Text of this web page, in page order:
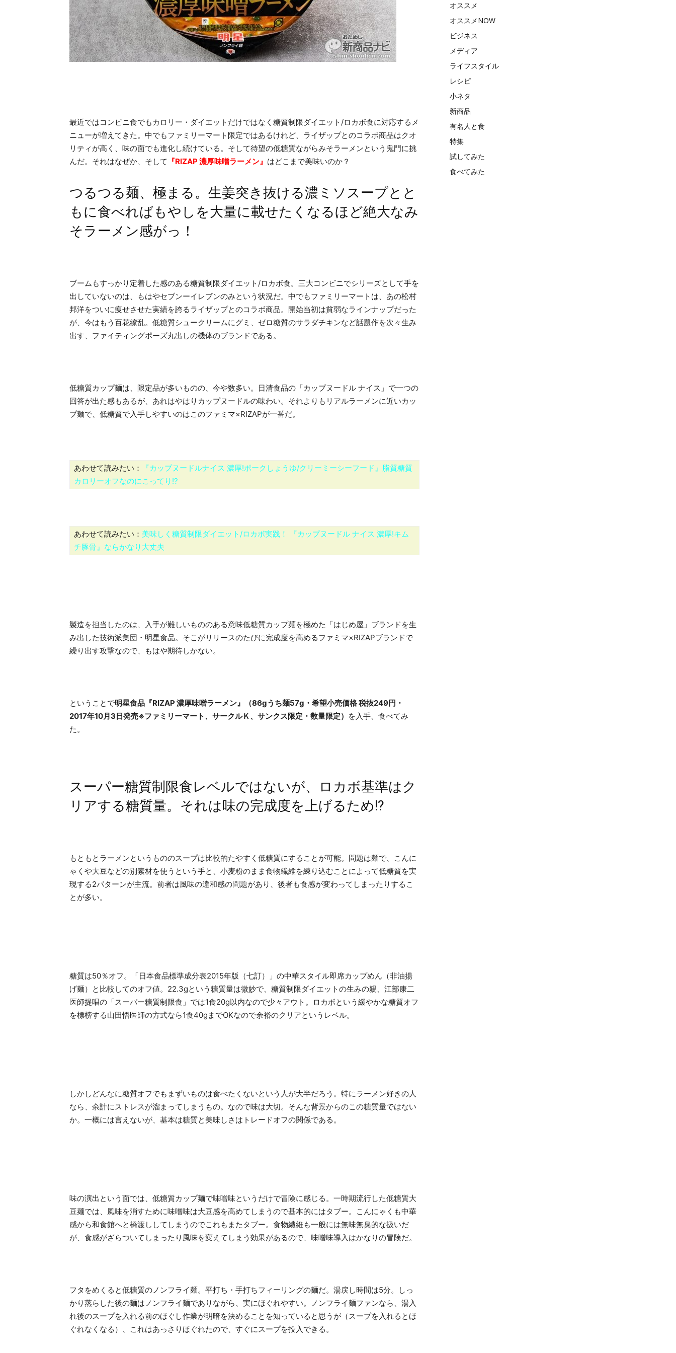
最近ではコンビニ食でもカロリー・ダイエットだけではなく糖質制限ダイエット/ロカボ食に対応するメ
ニューが増えてきた。中でもファミリーマート限定ではあるけれど、ライザップとのコラボ商品はクオ
リティが高く、味の面でも進化し続けている。そして待望の低糖質ながらみそラーメンという鬼門に挑
んだ。それはなぜか、そして 『RIZAP 濃厚味噌ラーメン』 はどこまで美味いのか？
つるつる麺、極まる。生姜突き抜ける濃ミソスープとと
もに食べればもやしを大量に載せたくなるほど絶大なみ
そラーメン感がっ！
ブームもすっかり定着した感のある糖質制限ダイエット/ロカボ食。三大コンビニでシリーズとして手を
出していないのは、もはやセブンーイレブンのみという状況だ。中でもファミリーマートは、あの松村
邦洋をついに痩せさせた実績を誇るライザップとのコラボ商品。開始当初は貧弱なラインナップだった
が、今はもう百花繚乱。低糖質シュークリームにグミ、ゼロ糖質のサラダチキンなど話題作を次々生み
出す、ファイティングポーズ丸出しの機体のブランドである。
低糖質カップ麺は、限定品が多いものの、今や数多い。日清食品の「カップヌードル ナイス」で一つの
回答が出た感もあるが、あれはやはりカップヌードルの味わい。それよりもリアルラーメンに近いカッ
プ麺で、低糖質で入手しやすいのはこのファミマ×RIZAPが一番だ。
あわせて読みたい：
『カップヌードルナイス 濃厚!ポークしょうゆ/クリーミーシーフード』脂質糖質
カロリーオフなのにこってり!?
あわせて読みたい： 美味しく糖質制限ダイエット/ロカボ実践！ 『カップヌードル ナイス 濃厚!キム
チ豚骨』ならかなり大丈夫
製造を担当したのは、入手が難しいもののある意味低糖質カップ麺を極めた「はじめ屋」ブランドを生
み出した技術派集団・明星食品。そこがリリースのたびに完成度を高めるファミマ×RIZAPブランドで
繰り出す攻撃なので、もはや期待しかない。
ということで明星食品『RIZAP 濃厚味噌ラーメン』（86gうち麺57g・希望小売価格 税抜249円・
2017年10月3日発売※ファミリーマート、サークルＫ、サンクス限定・数量限定） を入手、食べてみ
た。
スーパー糖質制限食レベルではないが、ロカボ基準はク
リアする糖質量。それは味の完成度を上げるため!?
もともとラーメンというもののスープは比較的たやすく低糖質にすることが可能。問題は麺で、こんに
ゃくや大豆などの別素材を使うという手と、小麦粉のまま食物繊維を練り込むことによって低糖質を実
現する2パターンが主流。前者は風味の違和感の問題があり、後者も食感が変わってしまったりするこ
とが多い。
糖質は50％オフ。「日本食品標準成分表2015年版（七訂）」の中華スタイル即席カップめん（非油揚
げ麺）と比較してのオフ値。22.3gという糖質量は微妙で、糖質制限ダイエットの生みの親、江部康二
医師提唱の「スーパー糖質制限食」では1食20g以内なので少々アウト。ロカボという緩やかな糖質オフ
を標榜する山田悟医師の方式なら1食40gまでOKなので余裕のクリアというレベル。
しかしどんなに糖質オフでもまずいものは食べたくないという人が大半だろう。特にラーメン好きの人
なら、余計にストレスが溜まってしまうもの。なので味は大切。そんな背景からのこの糖質量ではない
か。一概には言えないが、基本は糖質と美味しさはトレードオフの関係である。
味の演出という面では、低糖質カップ麺で味噌味というだけで冒険に感じる。一時期流行した低糖質大
豆麺では、風味を消すために味噌味は大豆感を高めてしまうので基本的にはタブー。こんにゃくも中華
感から和食館へと橋渡ししてしまうのでこれもまたタブー。食物繊維も一般には無味無臭的な扱いだ
が、食感がざらついてしまったり風味を変えてしまう効果があるので、味噌味導入はかなりの冒険だ。
フタをめくると低糖質のノンフライ麺。平打ち・手打ちフィーリングの麺だ。湯戻し時間は5分。しっ
かり蒸らした後の麺はノンフライ麺でありながら、実にほぐれやすい。ノンフライ麺ファンなら、湯入
れ後のスープを入れる前のほぐし作業が明暗を決めることを知っていると思うが（スープを入れるとほ
ぐれなくなる）、これはあっさりほぐれたので、すぐにスープを投入できる。
オススメ
オススメNOW
ビジネス
メディア
ライフスタイル
レシピ
小ネタ
新商品
有名人と食
特集
試してみた
食べてみた